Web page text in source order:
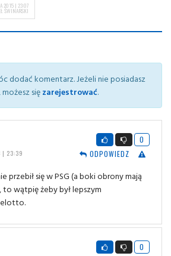
2015 | 23:07
ŚWINARSKI
dodać komentarz. Jeżeli nie posiadasz
sięzarejestrować.
| 23:39
0
ODPOWIEDZ
przebił się w PSG (a boki obrony mają
wątpię żeby był lepszym
0